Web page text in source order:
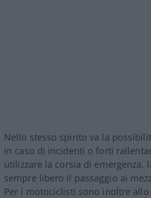
Nello stesso spirito va la
in caso di incidenti o forti
utilizzare la corsia di emergenza,
sempre libero il passaggio ai
Per i motociclisti sono inoltre